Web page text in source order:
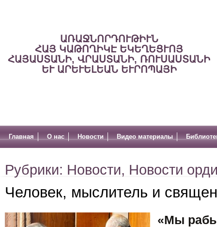
ԱՌԱՋՆՈՐԴՈՒԹԻՒՆ
ՀԱՅ ԿԱԹՈՂԻԿԷ ԵԿԵՂԵՑՒՈՅ
ՀԱՅԱՍՏԱՆԻ, ՎՐԱՍՏԱՆԻ, ՌՈՒՍԱՍՏԱՆԻ
ԵՒ ԱՐԵՒԵԼԵԱՆ ԵՒՐՈՊԱՅԻ
Главная О нас Новости Видео материалы
Рубрики: Новости, Новости
Человек, мыслитель и
«Мы рабы